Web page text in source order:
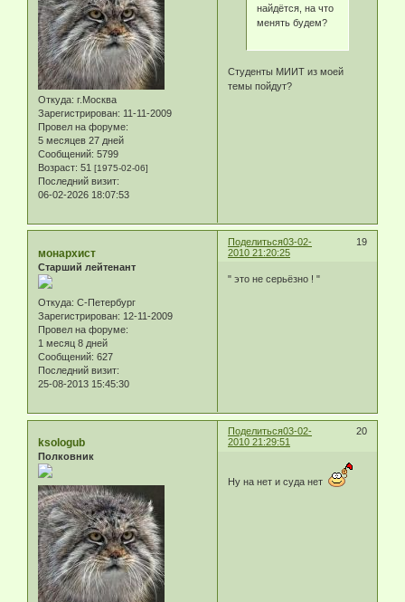
Откуда: г.Москва
Зарегистрирован: 11-11-2009
Провел на форуме:
5 месяцев 27 дней
Сообщений: 5799
Возраст: 51 [1975-02-06]
Последний визит:
06-02-2026 18:07:53
найдётся, на что
менять будем?
Студенты МИИТ из моей
темы пойдут?
Поделиться 19
03-02-
2010 21:20:25
монархист
Старший лейтенант
Откуда: С-Петербург
Зарегистрирован: 12-11-2009
Провел на форуме:
1 месяц 8 дней
Сообщений: 627
Последний визит:
25-08-2013 15:45:30
" это не серьёзно ! "
Поделиться 20
03-02-
2010 21:29:51
ksologub
Полковник
Ну на нет и суда нет